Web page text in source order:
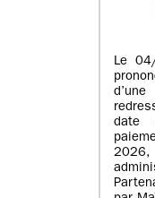
Le
date